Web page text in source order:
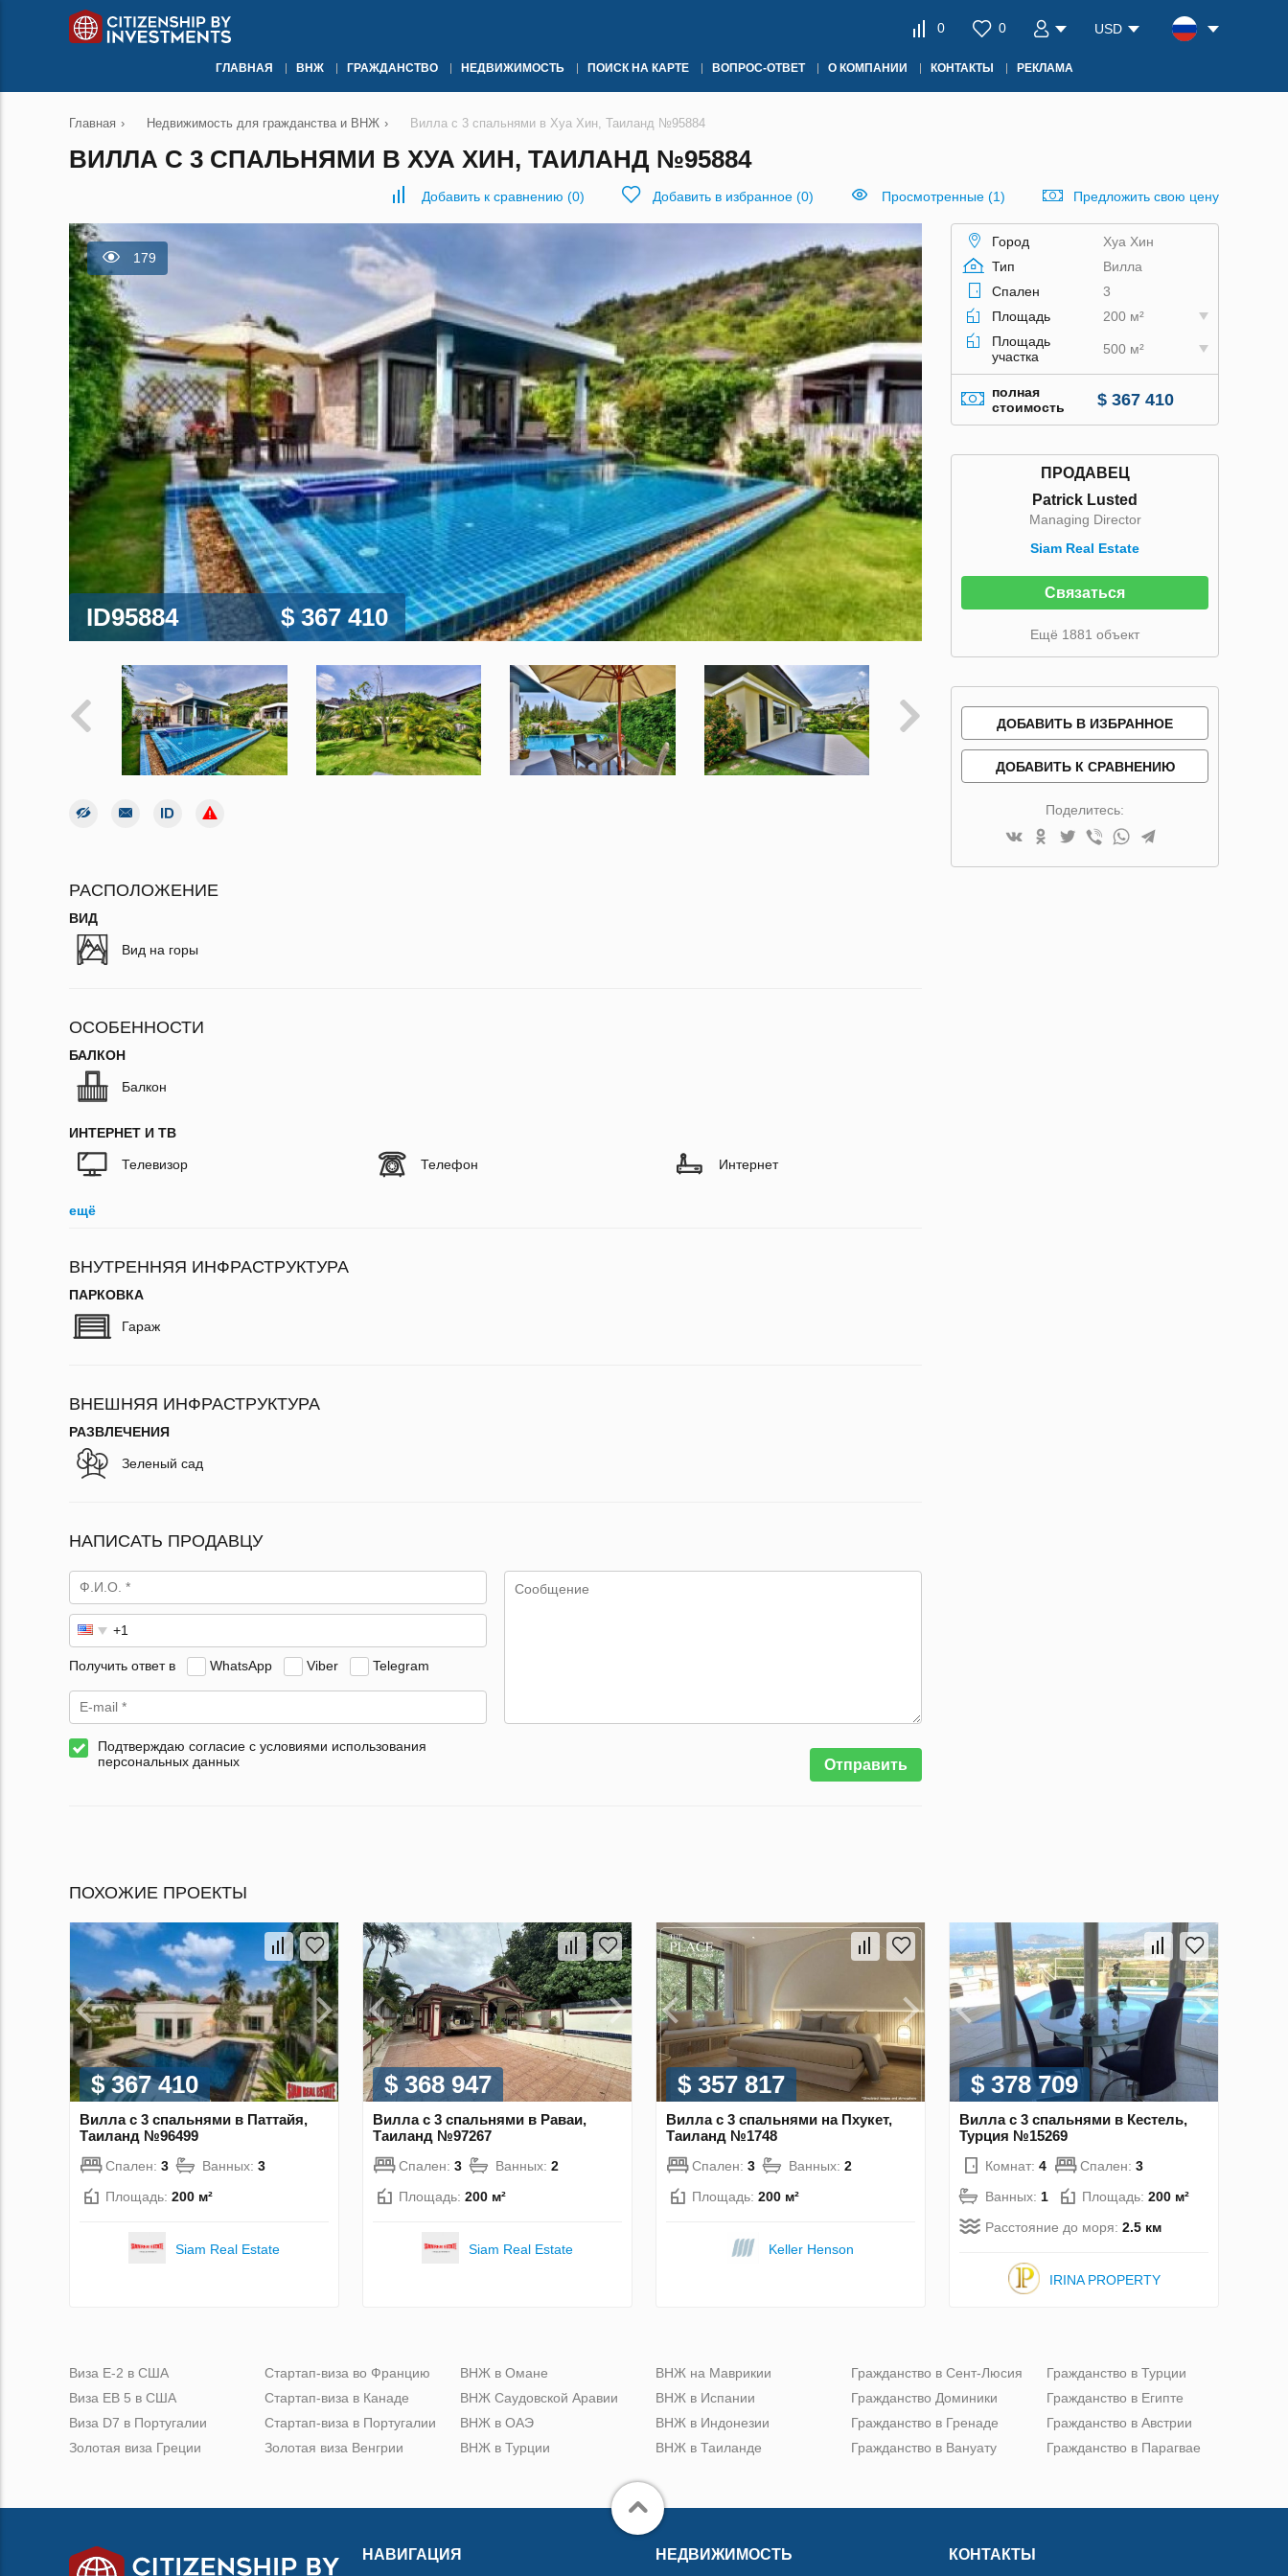
0 0 USD
ГЛАВНАЯ ВНЖ ГРАЖДАНСТВО НЕДВИЖИМОСТЬ ПОИСК НА КАРТЕ ВОПРОС-ОТВЕТ О КОМПАНИИ КОНТАКТЫ РЕКЛАМА
Главная › Недвижимость для гражданства и ВНЖ › Вилла с 3 спальнями в Хуа Хин, Таиланд №95884
ВИЛЛА С 3 СПАЛЬНЯМИ В ХУА ХИН, ТАИЛАНД №95884
Добавить к сравнению (0) Добавить в избранное (0) Просмотренные (1) Предложить свою цену
179
ID95884 $ 367 410
РАСПОЛОЖЕНИЕ
ВИД
Вид на горы
ОСОБЕННОСТИ
БАЛКОН
Балкон
ИНТЕРНЕТ И ТВ
Телевизор Телефон Интернет
ещё
ВНУТРЕННЯЯ ИНФРАСТРУКТУРА
ПАРКОВКА
Гараж
ВНЕШНЯЯ ИНФРАСТРУКТУРА
РАЗВЛЕЧЕНИЯ
Зеленый сад
НАПИСАТЬ ПРОДАВЦУ
Получить ответ в WhatsApp Viber Telegram
Подтверждаю согласие с условиями использования
персональных данных
Отправить
Город
Хуа Хин
Тип
Вилла
Спален
3
Площадь
200 м²
Площадь
участка
500 м²
полная
стоимость
$ 367 410
ПРОДАВЕЦ
Patrick Lusted
Managing Director
Siam Real Estate
Связаться
Ещё 1881 объект
ДОБАВИТЬ В ИЗБРАННОЕ
ДОБАВИТЬ К СРАВНЕНИЮ
Поделитесь:
ПОХОЖИЕ ПРОЕКТЫ
$ 367 410
Вилла с 3 спальнями в Паттайя,
Таиланд №96499
Спален: 3 Ванных: 3
Площадь: 200 м²
Siam Real Estate
$ 368 947
Вилла с 3 спальнями в Раваи,
Таиланд №97267
Спален: 3 Ванных: 2
Площадь: 200 м²
Siam Real Estate
$ 357 817
Вилла с 3 спальнями на Пхукет,
Таиланд №1748
Спален: 3 Ванных: 2
Площадь: 200 м²
Keller Henson
$ 378 709
Вилла с 3 спальнями в Кестель,
Турция №15269
Комнат: 4 Спален: 3
Ванных: 1 Площадь: 200 м²
Расстояние до моря: 2.5 км
IRINA PROPERTY
Виза Е-2 в США
Виза ЕВ 5 в США
Виза D7 в Португалии
Золотая виза Греции
Стартап-виза во Францию
Стартап-виза в Канаде
Стартап-виза в Португалии
Золотая виза Венгрии
ВНЖ в Омане
ВНЖ Саудовской Аравии
ВНЖ в ОАЭ
ВНЖ в Турции
ВНЖ на Маврикии
ВНЖ в Испании
ВНЖ в Индонезии
ВНЖ в Таиланде
Гражданство в Сент-Люсия
Гражданство Доминики
Гражданство в Гренаде
Гражданство в Вануату
Гражданство в Турции
Гражданство в Египте
Гражданство в Австрии
Гражданство в Парагвае
НАВИГАЦИЯ НЕДВИЖИМОСТЬ КОНТАКТЫ